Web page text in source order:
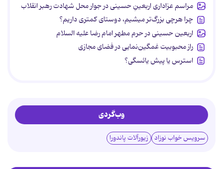
مراسم عزاداری اربعینِ حسینی در جوار محل شهادت رهبر انقلاب
چرا هرچی بزرگ‌تر میشیم، دوستای کمتری داریم؟
اربعین حسینی در حرم مطهر امام رضا علیه السلام
راز محبوبیت غمگین‌نمایی در فضای مجازی
استرس یا پیش یائسگی؟
وب‌گردی
سرویس خواب نوزاد زیورآلات پاندورا